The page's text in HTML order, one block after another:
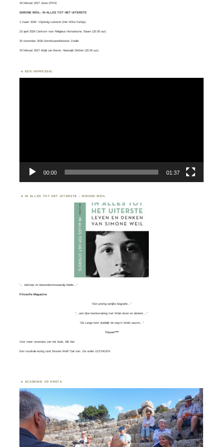
18 februari 2027 Joure (PKN)
SIMONE WEIL: IN ALLES TOT HET UITERSTE
1 maart 2026Vrijzinnig Lunteren (Het Witte Kerkje).
23 april 2026 Centrum voor Religieus Humanisme, Baarn (20.00 uur)
25 november 2026 Dominicanenklooster Zwolle
24 februari 2027 Abdij van Berne, Heeswijk Dinther (20.00 uur)
EEN IMPRESSIE:
00:00 01:37
IN ALLES TOT HET UITERSTE – SIMONE WEIL
“… beknopt en bewonderenswaardig helder…”
Filosofie Magazine
“Een prettig eerlijke biografie…”
“…een fijne kennismaking met Weils leven en denken….”
“De Lange kent duidelijk de weg in Weils oeuvre…”
Trouw****
Voor meer recensies van het boek, klik hier.
Een muzikale lezing rond Simone Weil? Dat kan. Zie onderLEZINGEN
ACADEMIE OP KRETA